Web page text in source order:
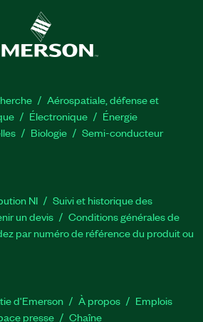
Aérospatiale, défense et
Électronique
Énergie​
Biologie
Semi-conducteur
NI
Suivi et historique des
un devis
Conditions générales de
par numéro de référence du produit ou
d'Emerson À propos
Emplois
presse Chaîne